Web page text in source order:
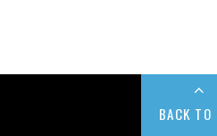
BACK TO